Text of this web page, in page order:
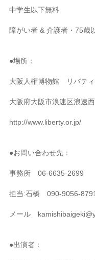
中学生以下無料
障がい者 & 介護者・75歳
●場所：
大阪人権博物館 リバテ
大阪府大阪市浪速区浪速
http://www.liberty.or.jp/
●お問い合わせ先：
事務所 06-6635-2699
担当:石橋 090-9056-8791
メール
●出演者：